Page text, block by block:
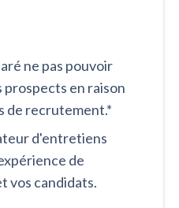
ne pas pouvoir
en raison
de recrutement.*
d'entretiens
de
vos candidats.